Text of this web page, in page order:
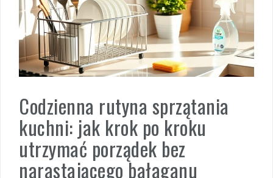
Codzienna rutyna sprzątania
kuchni: jak krok po kroku
utrzymać porządek bez
narastającego bałaganu